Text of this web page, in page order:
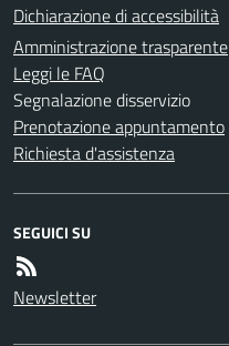
Dichiarazione di accessibilità
Amministrazione trasparente
Leggi le FAQ
Segnalazione disservizio
Prenotazione appuntamento
Richiesta d'assistenza
SEGUICI SU
Newsletter